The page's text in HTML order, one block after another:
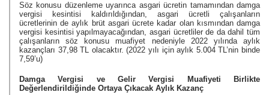
Söz konusu düzenleme uyarınca asgari ücretin tamamından damga
vergisi kesintisi kaldırıldığından, asgari ücretli çalışanların
ücretlerinin de aylık brüt asgari ücrete kadar olan kısmından damga
vergisi kesintisi yapılmayacağından, asgari ücretliler de da dahil tüm
çalışanların söz konusu muafiyet nedeniyle 2022 yılında aylık
kazançları 37,98 TL olacaktır. (2022 yılı için aylık 5.004 TL’nin binde
7,59’u)
Damga Vergisi ve Gelir Vergisi Muafiyeti Birlikte
Değerlendirildiğinde Ortaya Çıkacak Aylık Kazanç